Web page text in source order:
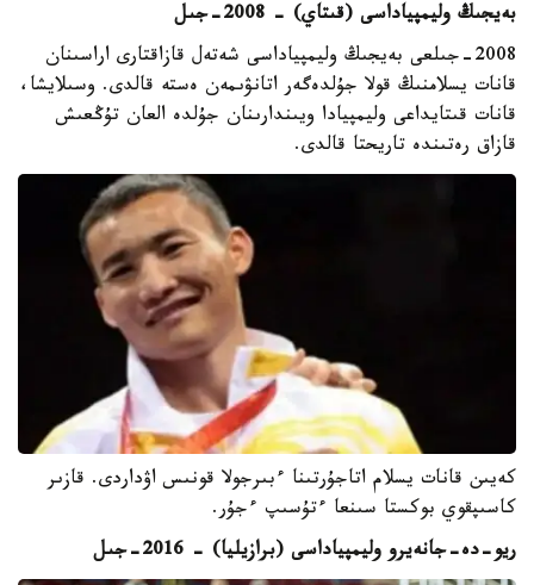
بەيجىڭ وليمپياداسى (قىتاي) - 2008-جىل
2008-جىلعى بەيجىڭ وليمپياداسى شەتەل قازاقتارى اراسىنان
قانات يسلامنىڭ قولا جۇلدەگەر اتانۋىمەن ەستە قالدى. وسىلايشا،
قانات قىتايداعى وليمپيادا ويىندارىنان جۇلدە العان تۇڭعىش
قازاق رەتىندە تاريحتا قالدى.
كەيىن قانات يسلام اتاجۇرتىنا ءبىرجولا قونىس اۋداردى. قازىر
كاسىپقوي بوكستا سىنعا ءتۇسىپ ءجۇر.
ريو-دە-جانەيرو وليمپياداسى (برازيليا) - 2016-جىل